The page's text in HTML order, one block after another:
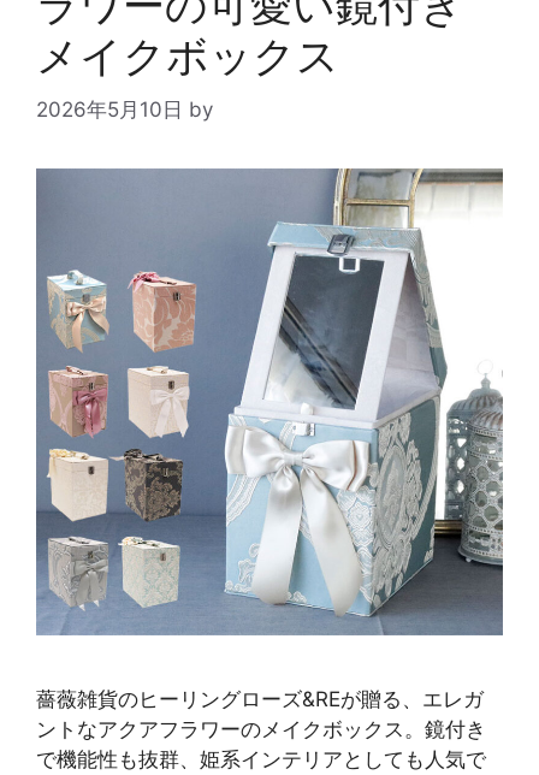
メイクボックス
2026年5月10日 by
薔薇雑貨のヒーリングローズ&REが贈る、エレガ
ントなアクアフラワーのメイクボックス。鏡付き
で機能性も抜群、姫系インテリアとしても人気で